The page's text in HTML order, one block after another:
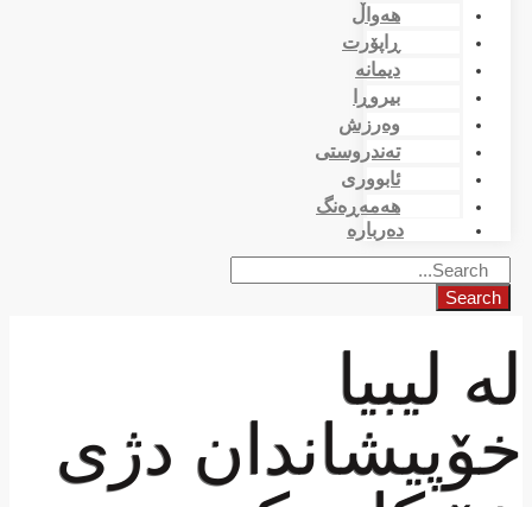
هەواڵ
ڕاپۆرت
دیمانە
بیروڕا
وەرزش
تەندروستی
ئابووری
هەمەڕەنگ
دەربارە
Search
لە لیبیا
خۆپیشاندان دژی